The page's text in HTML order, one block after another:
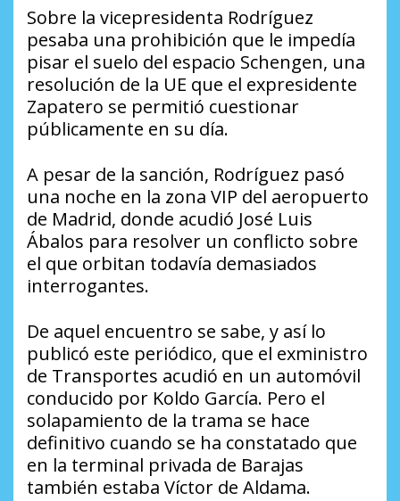
Sobre la vicepresidenta Rodríguez
pesaba una prohibición que le impedía
pisar el suelo del espacio Schengen, una
resolución de la UE que el expresidente
Zapatero se permitió cuestionar
públicamente en su día.
A pesar de la sanción, Rodríguez pasó
una noche en la zona VIP del aeropuerto
de Madrid, donde acudió José Luis
Ábalos para resolver un conflicto sobre
el que orbitan todavía demasiados
interrogantes.
De aquel encuentro se sabe, y así lo
publicó este periódico, que el exministro
de Transportes acudió en un automóvil
conducido por Koldo García. Pero el
solapamiento de la trama se hace
definitivo cuando se ha constatado que
en la terminal privada de Barajas
también estaba Víctor de Aldama.